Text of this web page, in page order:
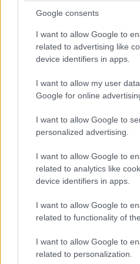
Google consents
I want to allow Google to
related to advertising like
device identifiers in apps.
I want to allow my user
Google for online
I want to allow Google to
personalized advertising.
I want to allow Google to
related to analytics like
device identifiers in apps.
I want to allow Google to
related to functionality of
I want to allow Google to
related to personalization.
#eddie murphy
Egy mozis este
be egy rakat
Dragons játékot
Hunter_GS|2025 augusztus 1. 17:38
Oké, nincs köztük a